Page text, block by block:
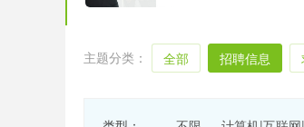
主题分类： 全部 招聘信息